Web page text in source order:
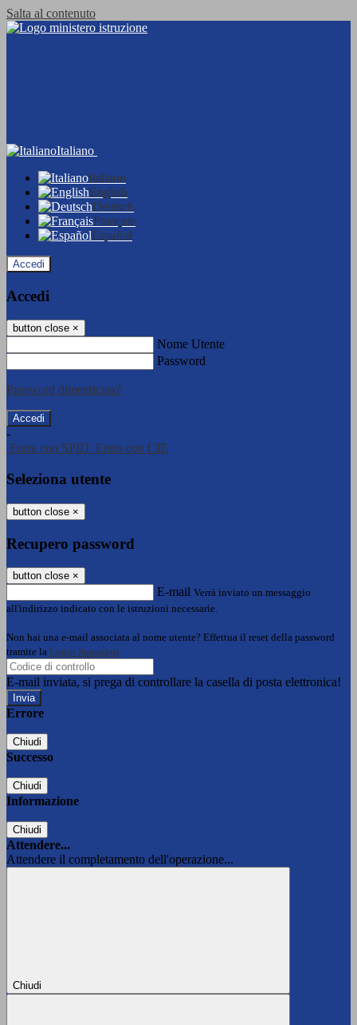
Salta al contenuto
Italiano
Italiano
English
Deutsch
Français
Español
Accedi
Accedi
button close ×
Nome Utente
Password
Password dimenticata?
-
Entra con SPID Entra con CIE
Seleziona utente
button close ×
Recupero password
button close ×
E-mail Verrà inviato un messaggio
all'indirizzo indicato con le istruzioni necessarie.
Non hai una e-mail associata al nome utente? Effettua il reset della password
tramite la Login Spaggiari
E-mail inviata, si prega di controllare la casella di posta elettronica!
Errore
Chiudi
Successo
Chiudi
Informazione
Chiudi
Attendere...
Attendere il completamento dell'operazione...
Chiudi